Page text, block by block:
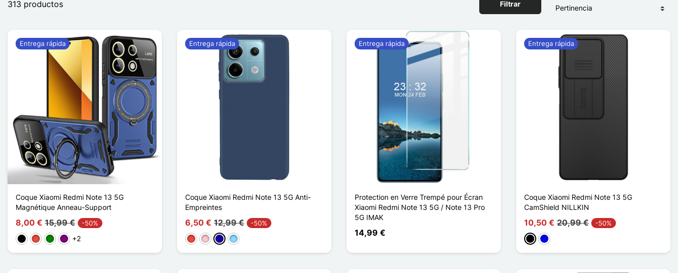
313 productos Filtrar
Coque Xiaomi Redmi Note 13 5G
Magnétique Anneau-Support
8,00 € 15,99 € -50%
NegroRojoVerdePúrpura
+2
Entrega rápida
Coque Xiaomi Redmi Note 13 5G Anti-
Empreintes
6,50 € 12,99 € -50%
RojoRosaAzul oscuro
Azul claro
Entrega rápida
Protection en Verre Trempé pour Écran
Xiaomi Redmi Note 13 5G / Note 13 Pro
5G IMAK
14,99 €
Entrega rápida
Coque Xiaomi Redmi Note 13 5G
CamShield NILLKIN
10,50 € 20,99 € -50%
NegroAzul
Entrega rápida